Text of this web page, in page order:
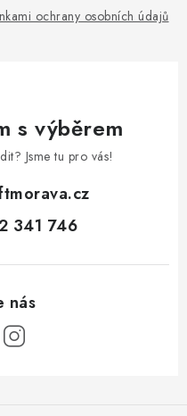
ochrany osobních údajů
s výběrem
Jsme tu pro vás!
341 746